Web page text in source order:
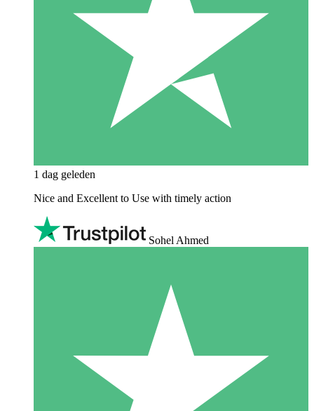
1 dag geleden
Nice and Excellent to Use with timely action
Sohel Ahmed